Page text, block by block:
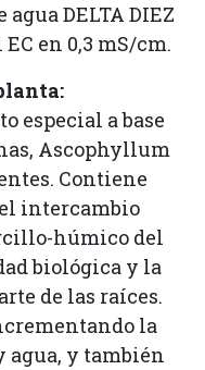
DELTA DIEZ
en 0,3 mS/cm.
especial a base
Ascophyllum
Contiene
intercambio
húmico del
biológica y la
de las raíces.
la
agua, y también